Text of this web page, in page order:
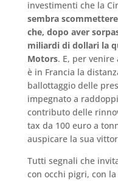
investimenti che la
sembra
che, dopo aver
miliardi di dollari la
Motors. E, per
è in Francia la
ballottaggio delle
impegnato a
contributo delle
tax da 100 euro a
auspicare la sua
Tutti segnali che
con occhi pigri, con